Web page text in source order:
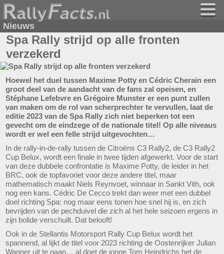
Nieuws
Spa Rally strijd op alle fronten
verzekerd
Hoewel het duel tussen Maxime Potty en Cédric Cherain een
groot deel van de aandacht van de fans zal opeisen, en
Stéphane Lefebvre en Grégoire Munster er een punt zullen
van maken om de rol van scherprechter te vervullen, laat de
editie 2023 van de Spa Rally zich niet beperken tot een
gevecht om de eindzege of de nationale titel! Op alle niveaus
wordt er wel een felle strijd uitgevochten…
In de rally-in-de-rally tussen de Citroëns C3 Rally2, de C3 Rally2
Cup Belux, wordt een finale in twee tijden afgewerkt. Voor de start
van deze dubbele confrontatie is Maxime Potty, de leider in het
BRC, ook de topfavoriet voor deze andere titel, maar
mathematisch maakt Niels Reynvoet, winnaar in Sankt Vith, ook
nog een kans. Cédric De Cecco trekt dan weer met een dubbel
doel richting Spa: nog maar eens tonen hoe snel hij is, en zich
bevrijden van de pechduivel die zich al het hele seizoen ergens in
zijn bolide verschuilt. Dat belooft!
Ook in de Stellantis Motorsport Rally Cup Belux wordt het
spannend, al lijkt de titel voor 2023 richting de Oostenrijker Julian
Wagner uit te gaan… al doet de jonge Tom Heindrichs het de